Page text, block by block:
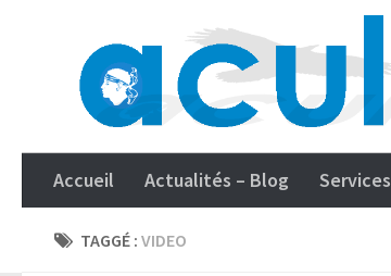
Accueil Actualités – Blog Services
TAGGÉ : VIDEO